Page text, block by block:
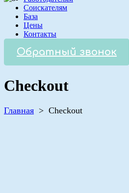
Соискателям
База
Цены
Контакты
Обратный звонок
Checkout
Главная > Checkout